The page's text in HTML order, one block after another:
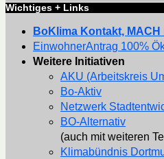
Wichtiges + Links
BoKlima Kontakt, MACH
EinwohnerAntrag 100%
Weitere Initiativen
AKU (Arbeitskreis
Bo-Aktiv
Netzwerk
BO-Alternativ
(auch mit weiteren
Klimabündnis